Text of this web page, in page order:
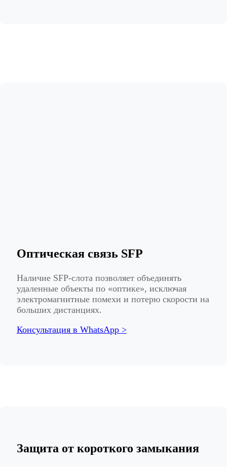
Оптическая связь SFP
Наличие SFP-слота позволяет объединять
удаленные объекты по «оптике», исключая
электромагнитные помехи и потерю скорости на
больших дистанциях.
Консультация в WhatsApp >
Защита от короткого замыкания